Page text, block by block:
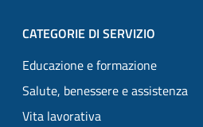
CATEGORIE DI SERVIZIO
Educazione e formazione
Salute, benessere e assistenza
Vita lavorativa